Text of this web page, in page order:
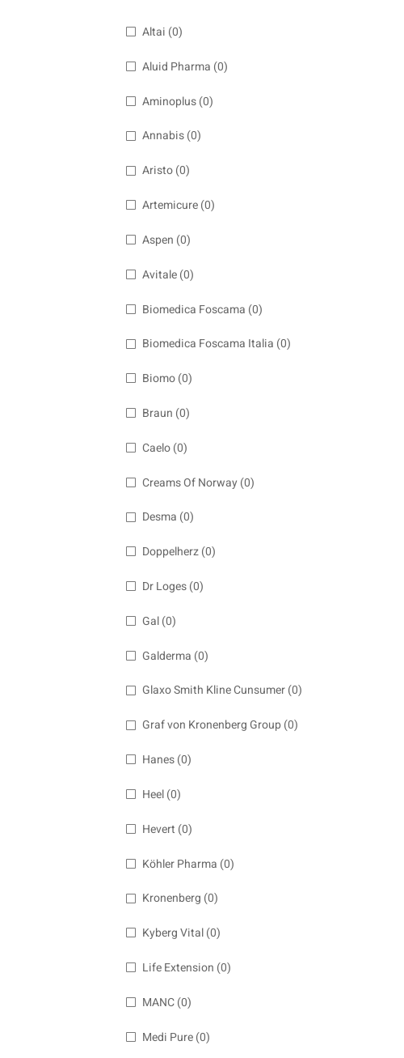
Altai (0)
Aluid Pharma (0)
Aminoplus (0)
Annabis (0)
Aristo (0)
Artemicure (0)
Aspen (0)
Avitale (0)
Biomedica Foscama (0)
Biomedica Foscama Italia (0)
Biomo (0)
Braun (0)
Caelo (0)
Creams Of Norway (0)
Desma (0)
Doppelherz (0)
Dr Loges (0)
Gal (0)
Galderma (0)
Glaxo Smith Kline Cunsumer (0)
Graf von Kronenberg Group (0)
Hanes (0)
Heel (0)
Hevert (0)
Köhler Pharma (0)
Kronenberg (0)
Kyberg Vital (0)
Life Extension (0)
MANC (0)
Medi Pure (0)